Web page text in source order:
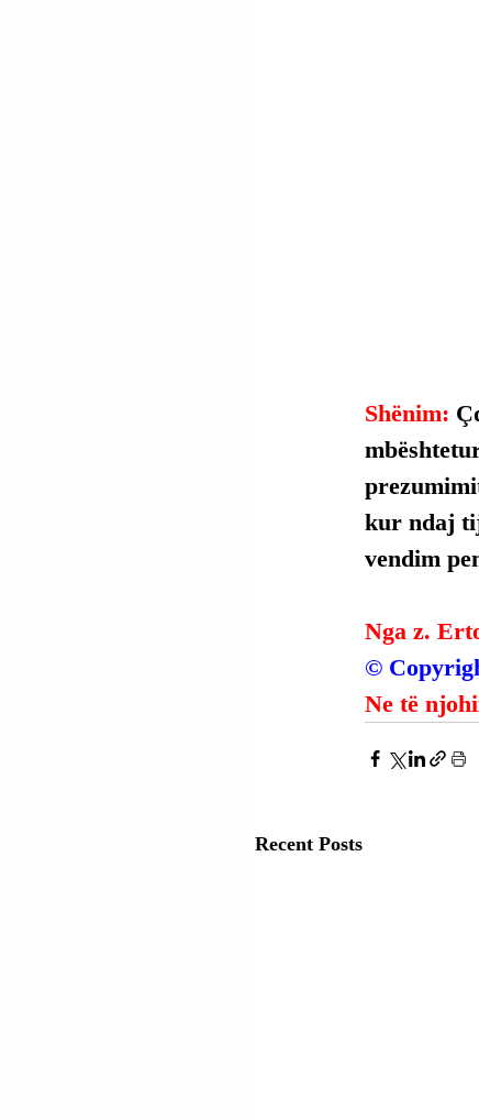
Shënim:
kur ndaj
vendim
Nga z.
©
Ne të
Recent Posts